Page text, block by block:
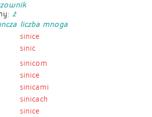
ż
liczba mnoga
sinice
sinic
sinicom
sinice
sinicami
sinicach
sinice